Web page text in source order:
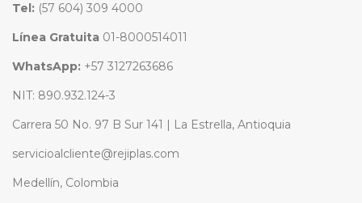
Tel: (57 604) 309 4000
Línea Gratuita 01-8000514011
WhatsApp: +57 3127263686
NIT: 890.932.124-3
Carrera 50 No. 97 B Sur 141 | La Estrella, Antioquia
servicioalcliente@rejiplas.com
Medellín, Colombia